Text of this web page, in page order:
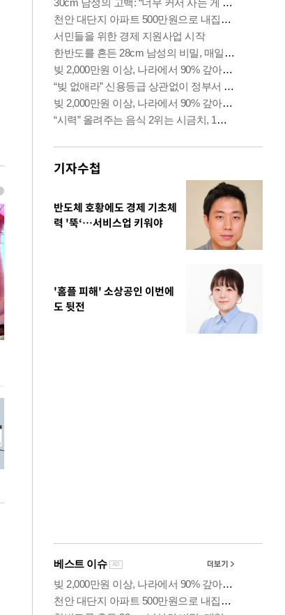
기자수첩
반도체 호황에도 경제 기초체
력 '뚝‘…서비스업 키워야
'홈플 피해' 소상공인 이번에
도 뒷전